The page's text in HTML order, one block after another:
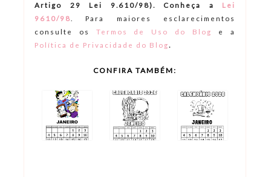
Artigo 29 Lei 9.610/98). Conheça a
Lei
9610/98
Para maiores esclarecimentos
consulte os Termos de Uso do Blog
e a
Política de Privacidade do Blog.
CONFIRA TAMBÉM: